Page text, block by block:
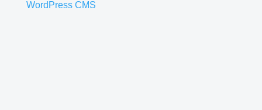
WordPress CMS